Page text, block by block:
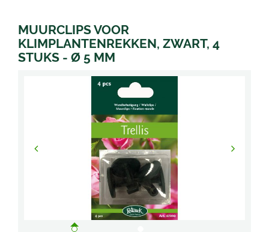
MUURCLIPS VOOR
KLIMPLANTENREKKEN, ZWART, 4
STUKS - Ø 5 MM